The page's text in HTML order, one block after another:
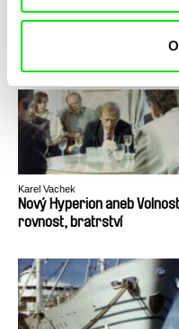
Viera Čákanyová
Karel Vachek
Nový Hyperion aneb
rovnost, bratrství